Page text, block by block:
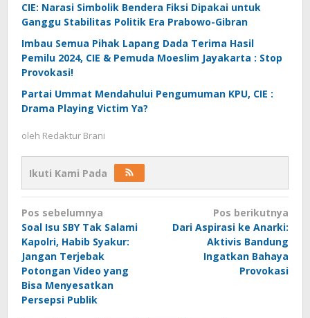
CIE: Narasi Simbolik Bendera Fiksi Dipakai untuk
Ganggu Stabilitas Politik Era Prabowo-Gibran
Imbau Semua Pihak Lapang Dada Terima Hasil
Pemilu 2024, CIE & Pemuda Moeslim Jayakarta : Stop
Provokasi!
Partai Ummat Mendahului Pengumuman KPU, CIE :
Drama Playing Victim Ya?
oleh Redaktur Brani
Ikuti Kami Pada
Navigasi
pos
Pos sebelumnya
Soal Isu SBY Tak Salami
Kapolri, Habib Syakur:
Jangan Terjebak
Potongan Video yang
Bisa Menyesatkan
Persepsi Publik
Pos berikutnya
Dari Aspirasi ke Anarki:
Aktivis Bandung
Ingatkan Bahaya
Provokasi